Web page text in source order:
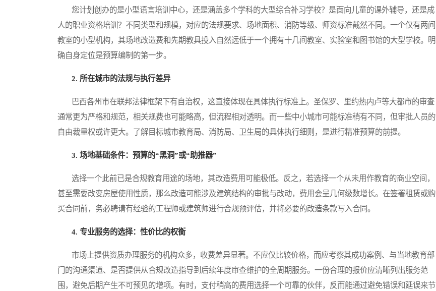
您计划创办的是小型语言培训中心，还是涵盖多个学科的大型综合补习学校？是面向儿童的课外辅导，还是成
人的职业资格培训？不同类型和规模，对应的法规要求、场地面积、消防等级、师资标准截然不同。一个仅有两间
教室的小型机构，其场地改造费和先期教具投入自然远低于一个拥有十几间教室、实验室和图书馆的大型学校。明
确自身定位是预算编制的第一步。
2. 所在城市的法规与执行差异
巴西各州市在联邦法律框架下有自治权，这直接体现在具体执行标准上。圣保罗、里约热内卢等大都市的审查
通常更为严格和规范，相关规费也可能略高，但流程相对透明。而一些中小城市可能标准稍有不同，但审批人员的
自由裁量权或许更大。了解目标城市教育局、消防局、卫生局的具体执行细则，是进行精准预算的前提。
3. 场地基础条件：预算的“黑洞”或“助推器”
选择一个此前已是合规教育用途的场地，其改造费用可能极低。反之，若选择一个从未用作教育的商业空间，
甚至需要改变房屋使用性质，那么改造可能涉及建筑结构的审批与改动，费用会呈几何级数增长。在签署租赁或购
买合同前，务必聘请有经验的工程师或建筑师进行合规预评估，并将必要的改造条款写入合同。
4. 专业服务的选择：性价比的权衡
市场上提供资质办理服务的机构众多，收费差异显著。不应仅比较价格，而应考察其成功案例、与当地教育部
门的沟通渠道、是否提供从合规改造指导到后续年度审查维护的全周期服务。一份合理的报价应清晰列出服务范
围，避免后期产生不可预见的增项。有时，支付稍高的费用选择一个可靠的伙伴，反而能通过避免错误和延误来节